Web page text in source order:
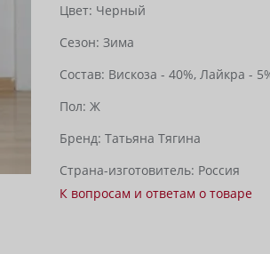
Цвет: Черный
Сезон: Зима
Состав: Вискоза - 40%, Лайкра -
Пол: Ж
Бренд: Татьяна Тягина
Страна-изготовитель: Россия
К вопросам и ответам о товаре